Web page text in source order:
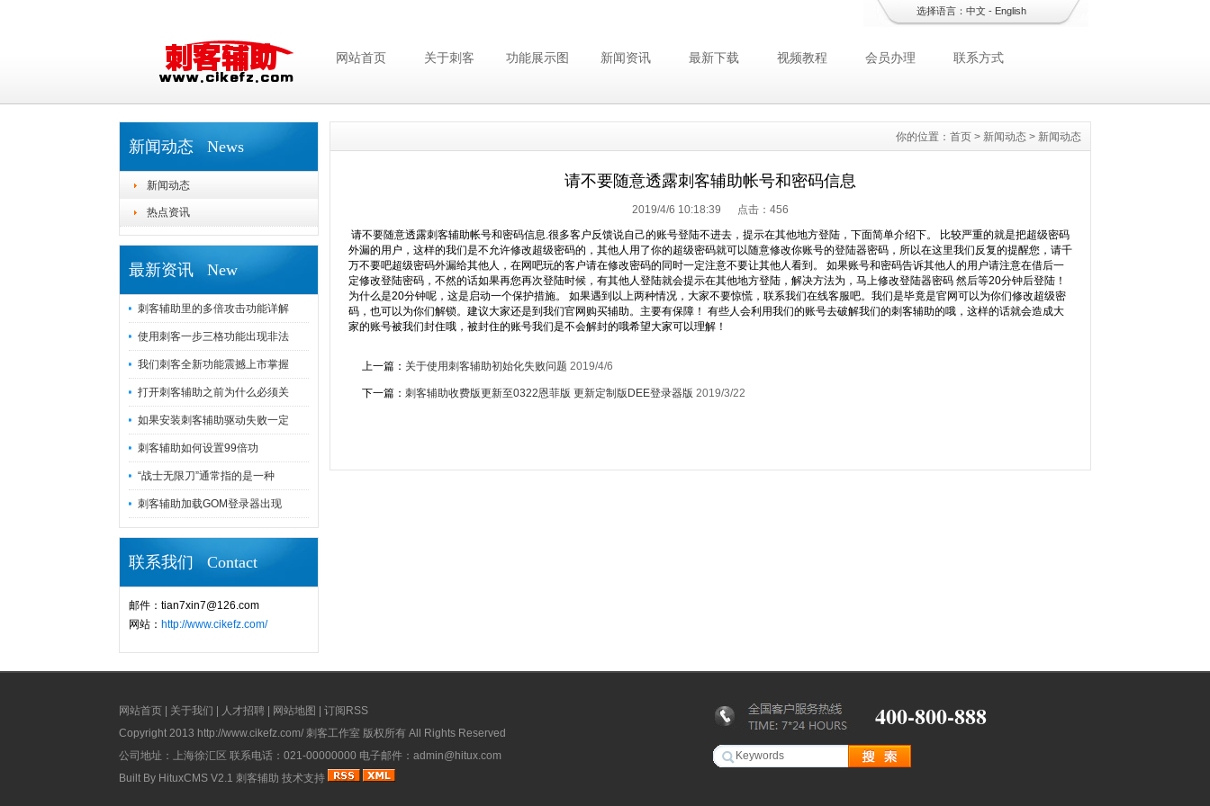
选择语言： 中文- English
网站首页 关于刺客 功能展示图 新闻资讯 最新下载 视频教程 会员办理 联系方式
新闻动态 News
新闻动态
热点资讯
最新资讯 New
刺客辅助里的多倍攻击功能详解
使用刺客一步三格功能出现非法
我们刺客全新功能震撼上市掌握
打开刺客辅助之前为什么必须关
如果安装刺客辅助驱动失败一定
刺客辅助如何设置99倍功
“战士无限刀”通常指的是一种
刺客辅助加载GOM登录器出现
联系我们 Contact
邮件：tian7xin7@126.com
网站： http://www.cikefz.com/
你的位置： 首页 > 新闻动态 > 新闻动态
请不要随意透露刺客辅助帐号和密码信息
2019/4/6 10:18:39 点击： 456
请不要随意透露刺客辅助帐号和密码信息.很多客户反馈说自己的账号登陆不进去，提示在其他地方登陆，下面简单介绍下。 比较严重的就是把超级密码
外漏的用户，这样的我们是不允许修改超级密码的，其他人用了你的超级密码就可以随意修改你账号的登陆器密码，所以在这里我们反复的提醒您，请千
万不要吧超级密码外漏给其他人，在网吧玩的客户请在修改密码的同时一定注意不要让其他人看到。 如果账号和密码告诉其他人的用户请注意在借后一
定修改登陆密码，不然的话如果再您再次登陆时候，有其他人登陆就会提示在其他地方登陆，解决方法为，马上修改登陆器密码 然后等20分钟后登陆！
为什么是20分钟呢，这是启动一个保护措施。 如果遇到以上两种情况，大家不要惊慌，联系我们在线客服吧。我们是毕竟是官网可以为你们修改超级密
码，也可以为你们解锁。建议大家还是到我们官网购买辅助。主要有保障！ 有些人会利用我们的账号去破解我们的刺客辅助的哦，这样的话就会造成大
家的账号被我们封住哦，被封住的账号我们是不会解封的哦希望大家可以理解！
上一篇： 关于使用刺客辅助初始化失败问题 2019/4/6
下一篇： 刺客辅助收费版更新至0322恩菲版 更新定制版DEE登录器版 2019/3/22
网站首页 关于我们 人才招聘 网站地图
订阅RSS
Copyright 2013 http://www.cikefz.com/ 刺客工作室 版权所有 All Rights Reserved
公司地址：上海徐汇区 联系电话：021-00000000 电子邮件：admin@hitux.com
Built By HituxCMS V2.1 刺客辅助 技术支持
400-800-888